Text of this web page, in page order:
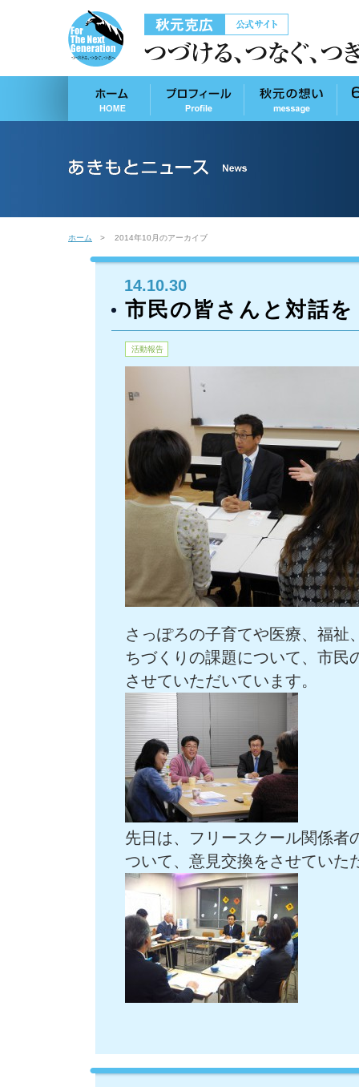
ホーム 2014年10月のアーカイブ
14.10.30
市民の皆さんと対話を
活動報告
さっぽろの子育てや医療、福祉
ちづくりの課題について、市民
させていただいています。
先日は、フリースクール関係者
ついて、意見交換をさせていた